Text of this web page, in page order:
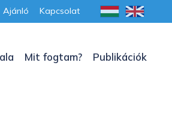
Ajánló Kapcsolat
Mit fogtam? Publikációk